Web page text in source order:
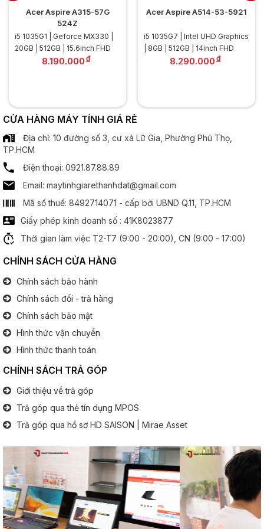
Màn hình
Kích thước:
14 inch
.............................................................................................
Độ phân giải: HD (1366 x 768)
.............................................................................................
Công nghệ MH:
Chống chói Anti Glare
Âm thanh
Speaker: 2 x Spearker
Cổng kết nối
1x Jack tai nghe 3.5 mm
1x HDMI
1x Micro SD
Bàn phím
Bàn phím số:
.............................................................................................
Đèn phím:
Có
Pin (Battery)
Thông tin khác
Hệ điều hành: Window 10 Professional
Kích thước - Trọng lượng
Acer Aspire A315-57G
524Z
i5 1035G1 | Geforce MX330 |
20GB | 512GB | 15.6inch FHD
8.190.000 đ
Acer Aspire A514-53-5921
i5 1035G7 | Intel UHD Graphics
| 8GB | 512GB | 14inch FHD
8.290.000 đ
CỬA HÀNG MÁY TÍNH GIÁ RẺ
Địa chỉ: 10 đường số 3, cư xá Lữ Gia, Phường Phú Thọ,
TP.HCM
Điện thoại: 0921.87.88.89
Email: maytinhgiarethanhdat@gmail.com
Mã số thuế: 8492714071 - cấp bởi UBND Q.11, TP.HCM
Giấy phép kinh doanh số : 41K8023877
Thời gian làm việc T2-T7 (9:00 - 20:00), CN (9:00 - 17:00)
CHÍNH SÁCH CỬA HÀNG
Chính sách bảo hành
Chính sách đổi - trả hàng
Chính sách bảo mật
Hình thức vận chuyển
Hình thức thanh toán
CHÍNH SÁCH TRẢ GÓP
Giới thiệu về trả góp
Trả góp qua thẻ tín dụng MPOS
Trả góp qua hồ sơ HD SAISON | Mirae Asset